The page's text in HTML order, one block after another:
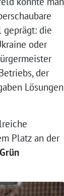
geprägt: die
oder
der
Lösungen
Platz an der